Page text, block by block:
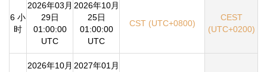
6 小
时
2026年03月
29日
01:00:00
UTC
2026年10月
25日
01:00:00
UTC
CST (UTC+0800)
CEST
(UTC+0200)
2026年10月 2027年01月